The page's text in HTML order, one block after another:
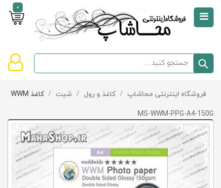
0
صفحه
دسته‌بندی
تخفیف‌ها
و
پیشنهادها
سبد
خالی
است
فروشگاه اینترنتی محاشاپ / کاغذ و رول / شیت / کاغذ WWM
MS-WWM-PPG-A4-150G